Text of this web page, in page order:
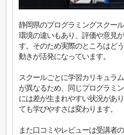
静岡県のプログラミングスクー
環境の違いもあり、評価や意見
す。そのため実際のところはど
動きが活発になっています。
スクールごとに学習カリキュラ
が異なるため、同じプログラミ
には差が生まれやすい状況があ
ても学びやすさは変わります。
また口コミやレビューは受講者